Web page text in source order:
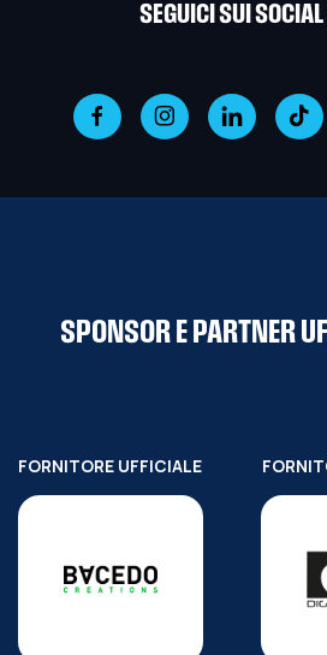
SEGUICI SUI SOCIAL
SPONSOR E PARTNER
FORNITORE UFFICIALE